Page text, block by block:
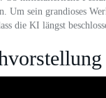
Um sein grandioses
die KI längst